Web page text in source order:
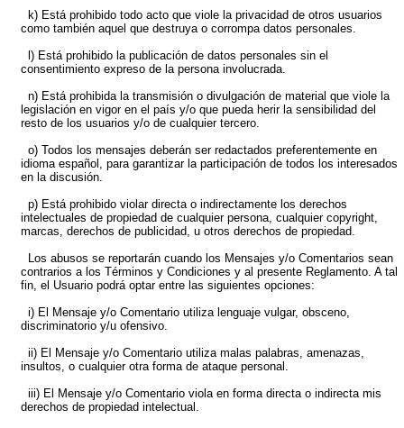
k) Está prohibido todo acto que viole la privacidad de otros usuarios
como también aquel que destruya o corrompa datos personales.
l) Está prohibido la publicación de datos personales sin el
consentimiento expreso de la persona involucrada.
n) Está prohibida la transmisión o divulgación de material que viole la
legislación en vigor en el país y/o que pueda herir la sensibilidad del
resto de los usuarios y/o de cualquier tercero.
o) Todos los mensajes deberán ser redactados preferentemente en
idioma español, para garantizar la participación de todos los interesados
en la discusión.
p) Está prohibido violar directa o indirectamente los derechos
intelectuales de propiedad de cualquier persona, cualquier copyright,
marcas, derechos de publicidad, u otros derechos de propiedad.
Los abusos se reportarán cuando los Mensajes y/o Comentarios sean
contrarios a los Términos y Condiciones y al presente Reglamento. A tal
fin, el Usuario podrá optar entre las siguientes opciones:
i) El Mensaje y/o Comentario utiliza lenguaje vulgar, obsceno,
discriminatorio y/u ofensivo.
ii) El Mensaje y/o Comentario utiliza malas palabras, amenazas,
insultos, o cualquier otra forma de ataque personal.
iii) El Mensaje y/o Comentario viola en forma directa o indirecta mis
derechos de propiedad intelectual.